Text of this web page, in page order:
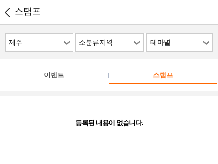
스탬프
제주 소분류지역 테마별
이벤트 스탬프
등록된 내용이 없습니다.